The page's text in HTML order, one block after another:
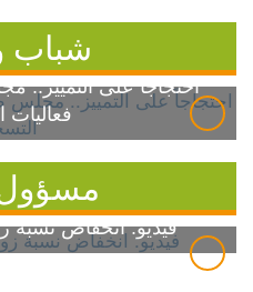
شباب
احتجاجاً على
فعاليات
فيديو: انخفاض نسبة